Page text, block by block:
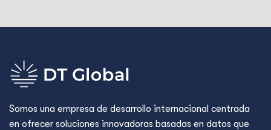
Somos una empresa de desarrollo internacional centrada
en ofrecer soluciones innovadoras basadas en datos que